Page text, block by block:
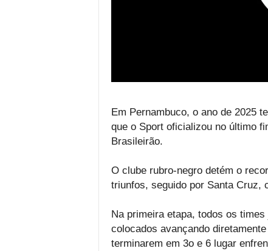
Em Pernambuco, o ano de 2025
que o Sport oficializou no último
Brasileirão.
O clube rubro-negro detém o
triunfos, seguido por Santa Cruz,
Na primeira etapa, todos os
colocados avançando
terminarem em 3o e 6 lugar